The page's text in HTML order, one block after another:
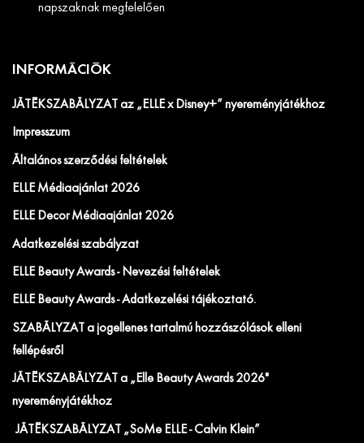
napszaknak megfelelően
INFORMÁCIÓK
JÁTÉKSZABÁLYZAT az „ELLE x Disney+” nyereményjátékhoz
Impresszum
Általános szerződési feltételek
ELLE Médiaajánlat 2026
ELLE Decor Médiaajánlat 2026
Adatkezelési szabályzat
ELLE Beauty Awards - Nevezési feltételek
ELLE Beauty Awards - Adatkezelési tájékoztató.
SZABÁLYZAT a jogellenes tartalmú hozzászólások elleni
fellépésről
JÁTÉKSZABÁLYZAT a „Elle Beauty Awards 2026"
nyereményjátékhoz
JÁTÉKSZABÁLYZAT „SoMe ELLE - Calvin Klein”